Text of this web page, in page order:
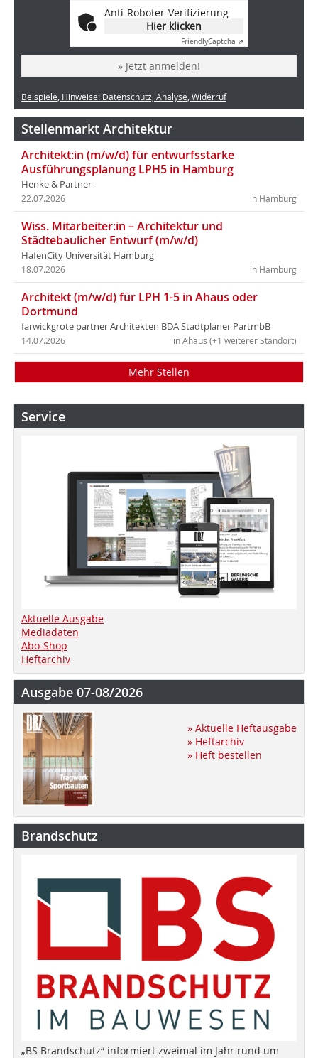
Anti-Roboter-Verifizierung
Hier klicken
FriendlyCaptcha ⇗
» Jetzt anmelden!
Beispiele, Hinweise: Datenschutz, Analyse, Widerruf
Stellenmarkt Architektur
Architekt:in (m/w/d) für entwurfsstarke
Ausführungsplanung LPH5 in Hamburg
Henke & Partner
in Hamburg
22.07.2026
Wiss. Mitarbeiter:in – Architektur und
Städtebaulicher Entwurf (m/w/d)
HafenCity Universität Hamburg
in Hamburg
18.07.2026
Architekt (m/w/d) für LPH 1-5 in Ahaus oder
Dortmund
farwickgrote partner Architekten BDA Stadtplaner PartmbB
in Ahaus (+1 weiterer Standort)
14.07.2026
Mehr Stellen
Service
Aktuelle Ausgabe
Mediadaten
Abo-Shop
Heftarchiv
Ausgabe 07-08/2026
» Aktuelle Heftausgabe
» Heftarchiv
» Heft bestellen
Brandschutz
„BS Brandschutz“ informiert zweimal im Jahr rund um